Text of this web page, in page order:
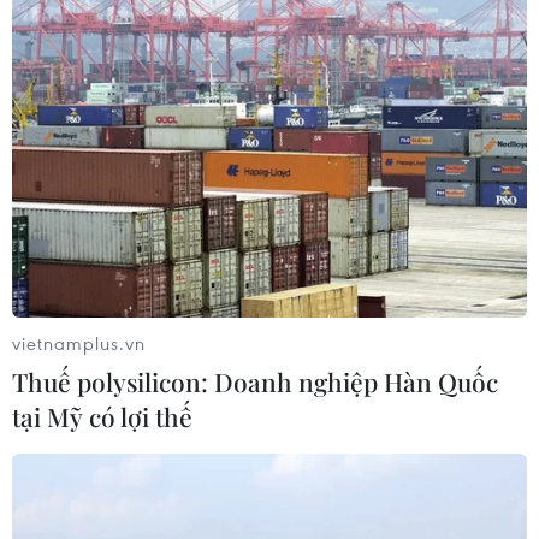
06/08/2026 15:57
Italy và Hy Lạp trở thành điểm nóng
của virus Tây sông Nile
06/08/2026 13:24
Bão Dolphin hướng vào miền Đông
Trung Quốc, cảnh báo mưa lớn trên
diện rộng
06/08/2026 08:36
Làn sóng tấn công mạng nhằm vào
vietnamplus.vn
Thuế polysilicon: Doanh nghiệp Hàn Quốc
tại Mỹ có lợi thế